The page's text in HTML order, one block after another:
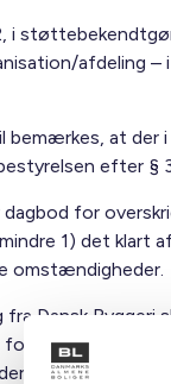
i
afdeling
bemærkes, at der
efter §
dagbod for
1) det klart
omstændigheder.
Dansk Byggeri
fra
kan kravet